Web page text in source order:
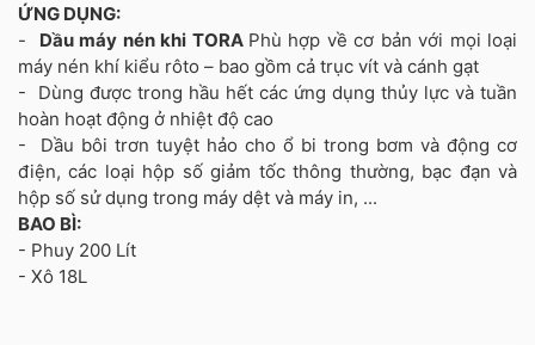
ỨNG DỤNG:
- Dầu máy nén khi TORA Phù hợp về cơ bản với mọi loại
máy nén khí kiểu rôto – bao gồm cả trục vít và cánh gạt
- Dùng được trong hầu hết các ứng dụng thủy lực và tuần
hoàn hoạt động ở nhiệt độ cao
- Dầu bôi trơn tuyệt hảo cho ổ bi trong bơm và động cơ
điện, các loại hộp số giảm tốc thông thường, bạc đạn và
hộp số sử dụng trong máy dệt và máy in, ...
BAO BÌ:
- Phuy 200 Lít
- Xô 18L